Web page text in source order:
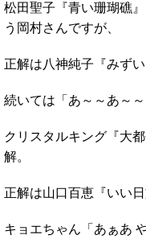
松田聖子『青い珊瑚礁
う岡村さんですが、
正解は八神純子『みず
続いては「あ～～あ～～
クリスタルキング『大
解。
正解は山口百恵『いい
キョエちゃん「あぁあ